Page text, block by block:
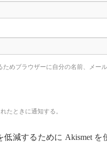
めブラウザーに自分の名前、メー
たときに通知する。
減するために Akismet を